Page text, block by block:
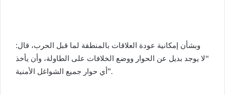
وبشأن إمكانية عودة العلاقات بالمنطقة لما قبل الحرب، قال:
“لا يوجد بديل عن الحوار ووضع الخلافات على الطاولة، وأن يأخذ
أي حوار جميع الشواغل الأمنية”.